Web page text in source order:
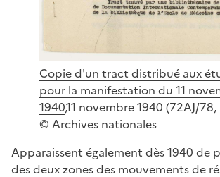
Copie d'un tract distribué aux
pour la manifestation du 11
1940,11 novembre 1940 (72AJ/
© Archives nationales
Apparaissent également dès 1940 de
des deux zones des mouvements de